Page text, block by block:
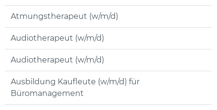
Atmungstherapeut (w/m/d)
Audiotherapeut (w/m/d)
Audiotherapeut (w/m/d)
Ausbildung Kaufleute (w/m/d) für
Büromanagement